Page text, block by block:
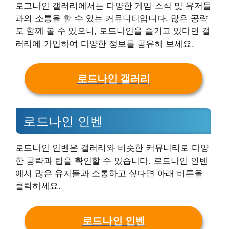
로그나인 갤러리에서는 다양한 게임 소식 및 유저들
과의 소통을 할 수 있는 커뮤니티입니다. 많은 공략
도 함께 볼 수 있으니, 로드나인을 즐기고 있다면 갤
러리에 가입하여 다양한 정보를 공유해 보세요.
로드나인 갤러리
로드나인 인벤
로드나인 인벤은 갤러리와 비슷한 커뮤니티로 다양
한 공략과 팁을 확인할 수 있습니다. 로드나인 인벤
에서 많은 유저들과 소통하고 싶다면 아래 버튼을
클릭하세요.
로드나인 인벤